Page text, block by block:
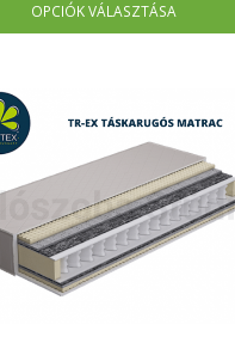
OPCIÓK VÁLASZTÁSA